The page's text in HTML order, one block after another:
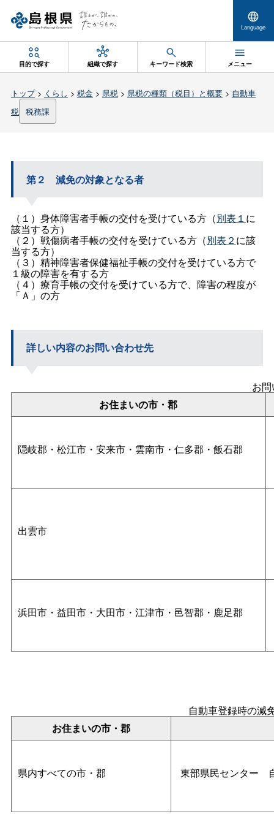
Language
目的で探す 組織で探す キーワード検索 メニュー
トップ> くらし > 税金> 県税> 県税の種類（税目）と概要> 自動車
税 税務課
第２ 減免の対象となる者
（１）身体障害者手帳の交付を受けている方（別表１ に
該当する方）
（２）戦傷病者手帳の交付を受けている方（別表２ に該
当する方）
（３）精神障害者保健福祉手帳の交付を受けている方で
１級の障害を有する方
（４）療育手帳の交付を受けている方で、障害の程度が
「Ａ」の方
詳しい内容のお問い合わせ先
お
お住まいの市・郡
隠岐郡・松江市・安来市・雲南市・仁多郡・飯石郡
出雲市
浜田市・益田市・大田市・江津市・邑智郡・鹿足郡
自動車登録時の減
お住まいの市・郡
県内すべての市・郡 東部県民センター